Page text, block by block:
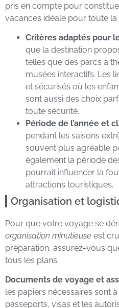
pris en compte pour
vacances idéale pour toute la
Critères adaptés pour
que la destination
telles que des parcs à
musées interactifs. Les
et sécurisés où les
sont aussi des choix
toute sécurité.
Période de l’année et
pendant les saisons
souvent plus agréable
également la période
pourrait influencer la
attractions touristiques.
Organisation et
Pour que votre voyage se
organisation minutieuse est
préparation, assurez-vous
tous les plans.
Documents de voyage et
les papiers nécessaires sont
passeports, visas et les